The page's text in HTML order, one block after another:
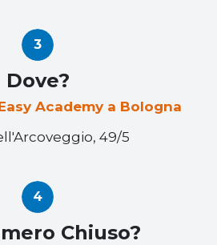
Dove?
Academy a Bologna
49/5
Chiuso?